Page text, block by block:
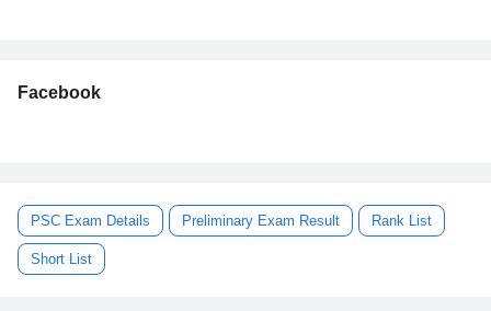
Facebook
PSC Exam Details Preliminary Exam Result Rank List
Short List